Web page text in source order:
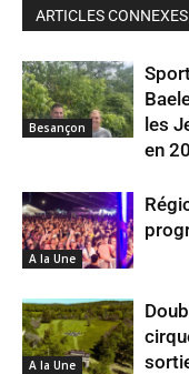
ARTICLES CONNEXES
Besançon
les
en
A la Une
A la Une